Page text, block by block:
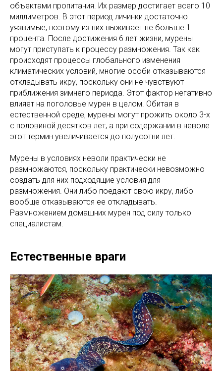
объектами пропитания. Их размер достигает всего 10
миллиметров. В этот период личинки достаточно
уязвимые, поэтому из них выживает не больше 1
процента. После достижения 6 лет жизни, мурены
могут приступать к процессу размножения. Так как
происходят процессы глобального изменения
климатических условий, многие особи отказываются
откладывать икру, поскольку они не чувствуют
приближения зимнего периода. Этот фактор негативно
влияет на поголовье мурен в целом. Обитая в
естественной среде, мурены могут прожить около 3-х
с половиной десятков лет, а при содержании в неволе
этот термин увеличивается до полусотни лет.
Мурены в условиях неволи практически не
размножаются, поскольку практически невозможно
создать для них подходящие условия для
размножения. Они либо поедают свою икру, либо
вообще отказываются ее откладывать.
Размножением домашних мурен под силу только
специалистам.
Естественные враги